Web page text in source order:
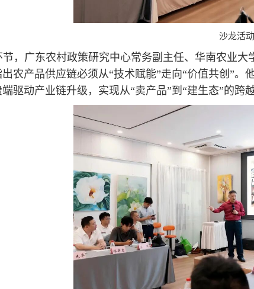
沙龙活
，广东农村政策研究中心常务副主任、华南农业
农产品供应链必须从“技术赋能”走向“价值共创”。
驱动产业链升级，实现从“卖产品”到“建生态”的跨越